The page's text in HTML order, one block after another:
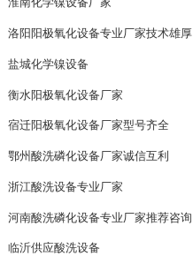
洛阳阳极氧化设备专业厂家技术雄厚
盐城化学镍设备
衡水阳极氧化设备厂家
宿迁阳极氧化设备厂家型号齐全
鄂州酸洗磷化设备厂家诚信互利
浙江酸洗设备专业厂家
河南酸洗磷化设备专业厂家推荐咨询
临沂供应酸洗设备